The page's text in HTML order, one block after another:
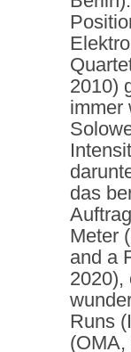
2010)
immer
das
Meter
and a
2020),
Runs
(OMA,